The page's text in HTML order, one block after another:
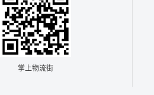
掌上物流街